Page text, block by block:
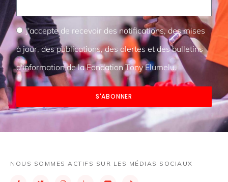
J'accepte de recevoir des notifications, des mises
à jour, des publications, des alertes et des bulletins
d'information de la Fondation Tony Elumelu.
S'ABONNER
NOUS SOMMES ACTIFS SUR LES MÉDIAS SOCIAUX